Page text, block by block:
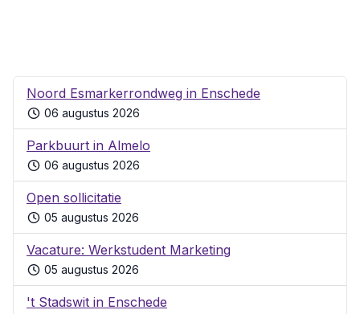
Noord Esmarkerrondweg in Enschede
06 augustus 2026
Parkbuurt in Almelo
06 augustus 2026
Open sollicitatie
05 augustus 2026
Vacature: Werkstudent Marketing
05 augustus 2026
't Stadswit in Enschede